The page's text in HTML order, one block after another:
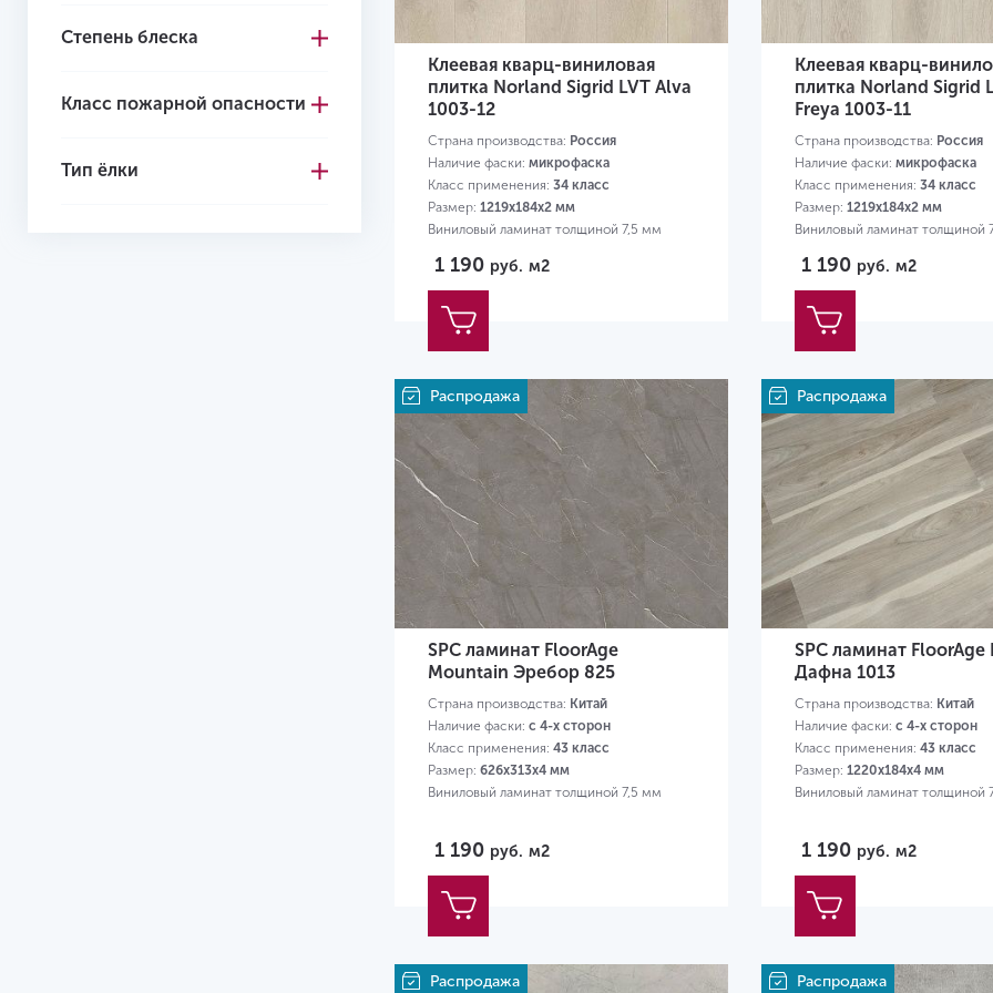
4+1
4.3
Степень блеска
Класс пожарной опасности
Тип ёлки
Клеевая кварц-виниловая
плитка Norland Sigrid LVT Alva
1003-12
Страна производства: Россия
Наличие фаски: микрофаска
Класс применения: 34 класс
Размер: 1219х184х2 мм
Виниловый ламинат толщиной 7,5 мм
1 190 руб. м2
Клеевая кварц-
плитка Norland Sigrid
Freya 1003-11
Страна производства: Россия
Наличие фаски: микрофаска
Класс применения: 34 класс
Размер: 1219х184х2 мм
Виниловый ламинат толщиной
1 190 руб. м2
Распродажа
SPC ламинат FloorAge
Mountain Эребор 825
Страна производства: Китай
Наличие фаски: с 4-х сторон
Класс применения: 43 класс
Размер: 626х313х4 мм
Виниловый ламинат толщиной 7,5 мм
1 190 руб. м2
Распродажа
SPC ламинат FloorAge
Дафна 1013
Страна производства: Китай
Наличие фаски: с 4-х сторон
Класс применения: 43 класс
Размер: 1220х184х4 мм
Виниловый ламинат толщиной
1 190 руб. м2
Распродажа Распродажа